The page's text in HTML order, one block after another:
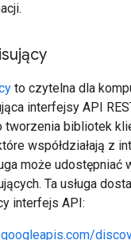
to czytelna dla
interfejsy API
tworzenia bibliotek
współdziałają z
może udostępniać
Ta usługa
interfejs API: